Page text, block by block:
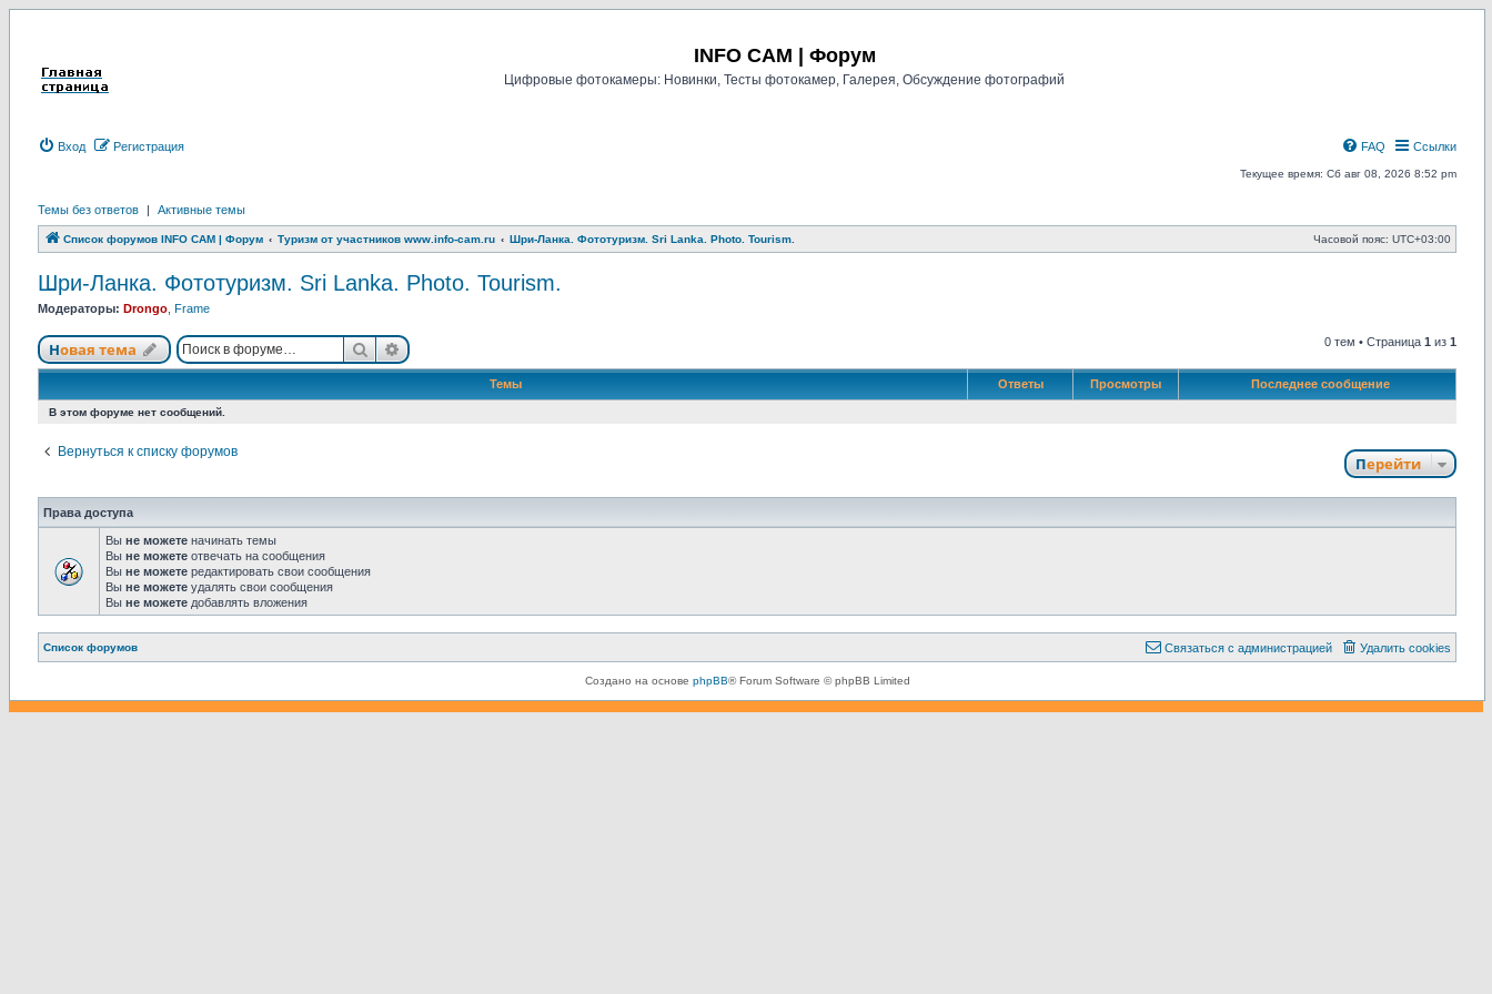
INFO CAM | Форум
Цифровые фотокамеры: Новинки, Тесты фотокамер, Галерея, Обсуждение фотографий
Вход Регистрация Ссылки
FAQ
Текущее время: Сб авг 08, 2026 8:52 pm
Темы без ответов | Активные темы
Список форумов INFO CAM | Форум Туризм от участников www.info-cam.ru Шри-Ланка. Фототуризм. Sri Lanka. Photo. Tourism. Часовой пояс: UTC+03:00
Шри-Ланка. Фототуризм. Sri Lanka. Photo. Tourism.
Модераторы: Drongo Frame
Новая тема
Новая тема ПоискРасширенный поиск 0 тем • Страница 1 из 1
Темы Ответы Просмотры Последнее сообщение
В этом форуме нет сообщений.
Вернуться к списку форумов
Перейти
Права доступа
Вы не можете начинать темы
Вы не можете отвечать на сообщения
Вы не можете редактировать свои сообщения
Вы не можете удалять свои сообщения
Вы не можете добавлять вложения
Список форумов Удалить cookies
Связаться с
Связаться с администрацией
Создано на основе phpBB® Forum Software © phpBB Limited